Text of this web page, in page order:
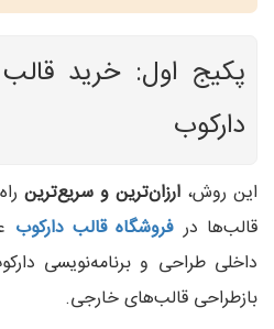
پکیج اول: خرید
دارکوب
این روش،ارزان‌ترین و سریع‌ترین
قالب‌ها در فروشگاه قالب دارکوب
داخلی طراحی و برنامه‌نویسی
بازطراحی قالب‌های خارجی.